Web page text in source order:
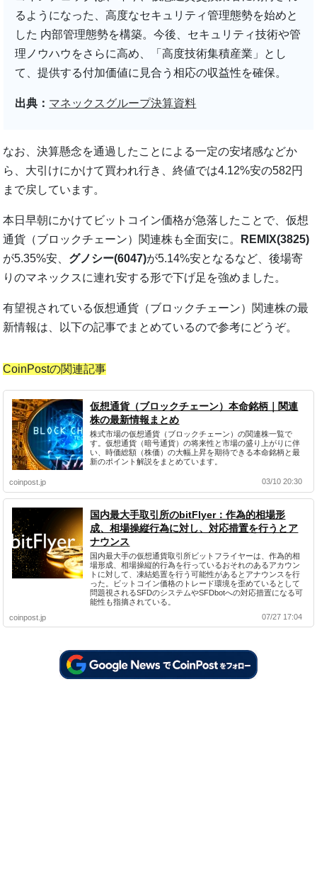
るようになった、高度なセキュリティ管理態勢を始めと
した 内部管理態勢を構築。今後、セキュリティ技術や管
理ノウハウをさらに高め、「高度技術集積産業」とし
て、提供する付加価値に見合う相応の収益性を確保。
出典： マネックスグループ決算資料
なお、決算懸念を通過したことによる一定の安堵感などか
ら、大引けにかけて買われ行き、終値では4.12%安の582円
まで戻しています。
本日早朝にかけてビットコイン価格が急落したことで、仮想
通貨（ブロックチェーン）関連株も全面安に。
REMIX(3825)
が5.35%安、 グノシー(6047)が5.14%安となるなど、後場寄
りのマネックスに連れ安する形で下げ足を強めました。
有望視されている仮想通貨（ブロックチェーン）関連株の最
新情報は、以下の記事でまとめているので参考にどうぞ。
CoinPostの関連記事
仮想通貨（ブロックチェーン）本命銘柄｜関連
株の最新情報まとめ
株式市場の仮想通貨（ブロックチェーン）の関連株一覧で
す。仮想通貨（暗号通貨）の将来性と市場の盛り上がりに伴
い、時価総額（株価）の大幅上昇を期待できる本命銘柄と最
新のポイント解説をまとめています。
coinpost.jp 03/10 20:30
国内最大手取引所のbitFlyer：作為的相場形
成、相場操縦行為に対し、対応措置を行うとア
ナウンス
国内最大手の仮想通貨取引所ビットフライヤーは、作為的相
場形成、相場操縦的行為を行っているおそれのあるアカウン
トに対して、凍結処置を行う可能性があるとアナウンスを行
った。ビットコイン価格のトレード環境を歪めているとして
問題視されるSFDのシステムやSFDbotへの対応措置になる可
能性も指摘されている。
coinpost.jp
07/27 17:04